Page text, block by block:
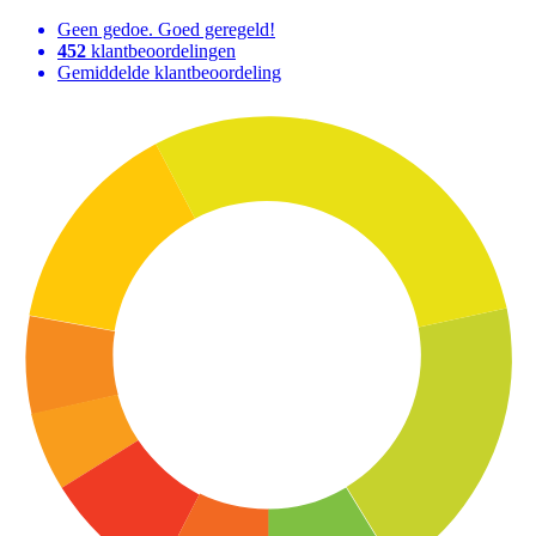
Geen gedoe. Goed geregeld!
452 klantbeoordelingen
Gemiddelde klantbeoordeling